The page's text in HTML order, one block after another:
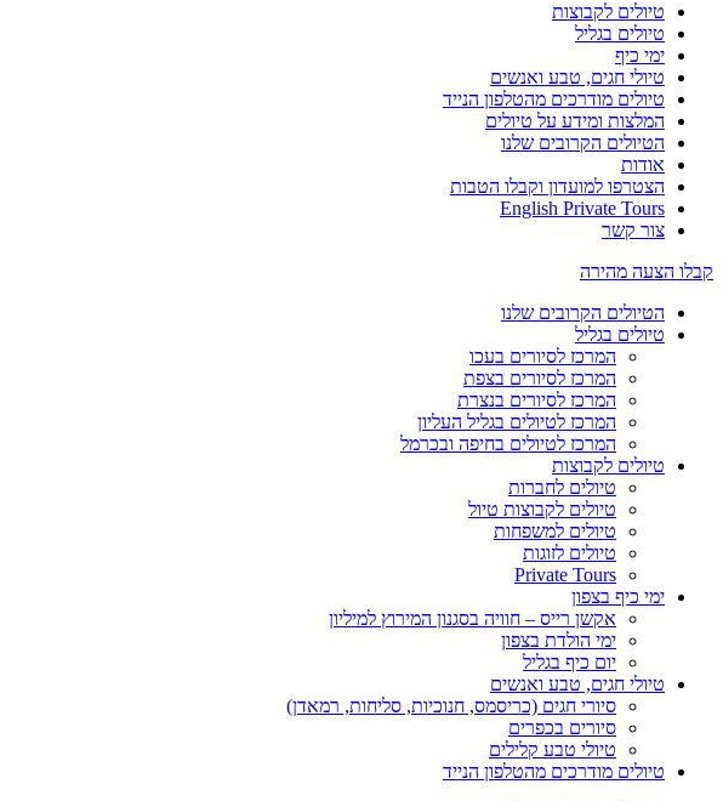
טיולים לקבוצות
טיולים בגליל
ימי כיף
טיולי חגים, טבע ואנשים
טיולים מודרכים מהטלפון הנייד
המלצות ומידע על טיולים
הטיולים הקרובים שלנו
אודות
הצטרפו למועדון וקבלו הטבות
English Private Tours
צור קשר
קבלו הצעה מהירה
הטיולים הקרובים שלנו
טיולים בגליל
המרכז לסיורים בעכו
המרכז לסיורים בצפת
המרכז לסיורים בנצרת
המרכז לטיולים בגליל העליון
המרכז לטיולים בחיפה ובכרמל
טיולים לקבוצות
טיולים לחברות
טיולים לקבוצות טיול
טיולים למשפחות
טיולים לזוגות
Private Tours
ימי כיף בצפון
אקשן רייס – חוויה בסגנון המירוץ למיליון
ימי הולדת בצפון
יום כיף בגליל
טיולי חגים, טבע ואנשים
סיורי חגים (כריסמס, חנוכיות, סליחות, רמאדן)
סיורים בכפרים
טיולי טבע קלילים
טיולים מודרכים מהטלפון הנייד